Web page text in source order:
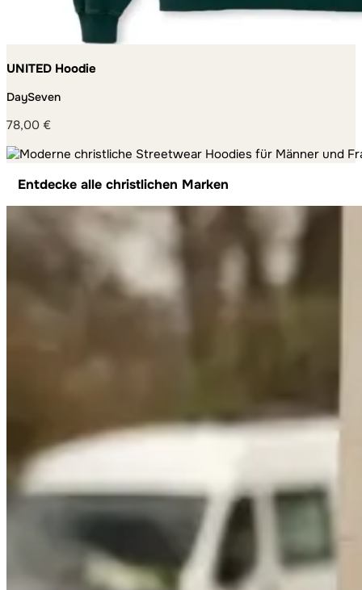
UNITED Hoodie
DaySeven
78,00 €
Entdecke alle christlichen Marken